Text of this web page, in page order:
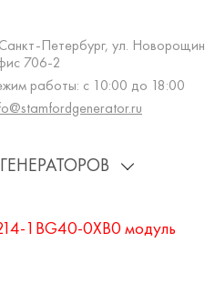
Санкт-Петербург, ул.
706-2
работы: с 10:00 до 18:00
1BG40-0XB0 модуль